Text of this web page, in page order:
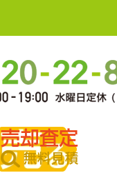
売却査定
無料見積